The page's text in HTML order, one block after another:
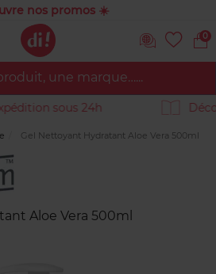
nos promos ☀️
0
une marque…...
sous 24h
Gel Nettoyant Hydratant Aloe Vera 500ml
Aloe Vera 500ml